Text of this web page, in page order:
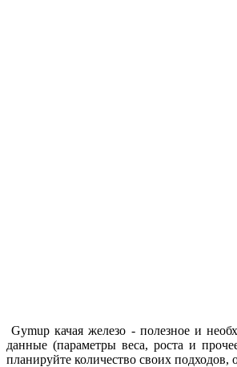
Gymup качая железо - полезное и
данные (параметры веса, роста и
планируйте количество своих подходов,